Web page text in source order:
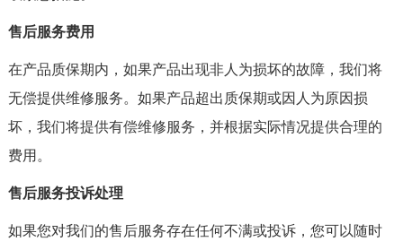
售后服务费用
在产品质保期内，如果产品出现非人为损坏的故障，我们将
无偿提供维修服务。如果产品超出质保期或因人为原因损
坏，我们将提供有偿维修服务，并根据实际情况提供合理的
费用。
售后服务投诉处理
如果您对我们的售后服务存在任何不满或投诉，您可以随时